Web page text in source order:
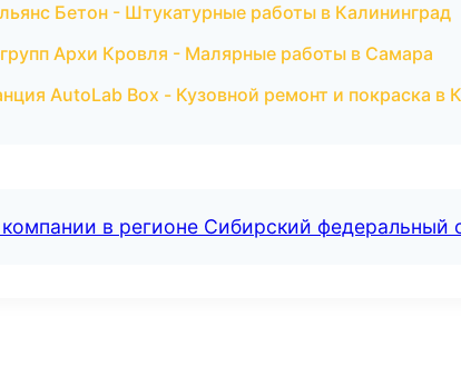
Бетон - Штукатурные работы в Калининград
Архи Кровля - Малярные работы в Самара
AutoLab Box - Кузовной ремонт и покраска в
в регионе Сибирский федеральный